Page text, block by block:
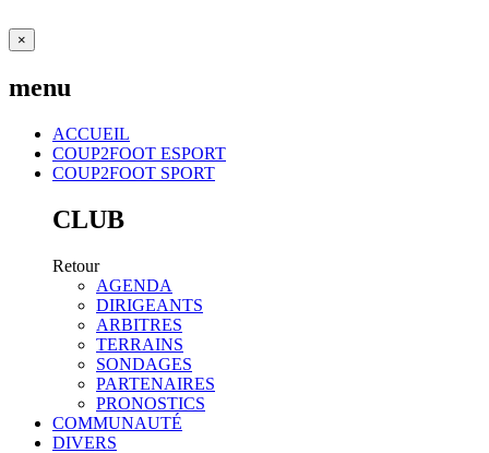
×
menu
ACCUEIL
COUP2FOOT ESPORT
COUP2FOOT SPORT
CLUB
Retour
AGENDA
DIRIGEANTS
ARBITRES
TERRAINS
SONDAGES
PARTENAIRES
PRONOSTICS
COMMUNAUTÉ
DIVERS